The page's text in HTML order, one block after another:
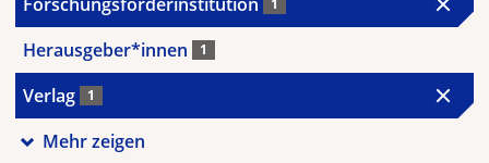
Herausgeber*innen 1
Verlag 1
Mehr zeigen